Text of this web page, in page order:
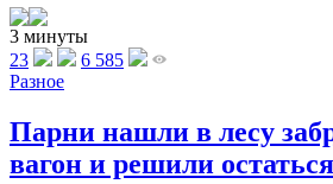
3 минуты
23
6 585
Разное
Парни нашли в лесу
вагон и решили